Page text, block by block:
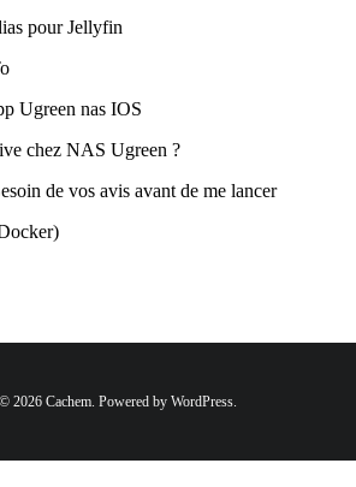
pour Jellyfin
Ugreen nas IOS
chez NAS Ugreen ?
de vos avis avant de me lancer
2026 Cachem. Powered by WordPress.